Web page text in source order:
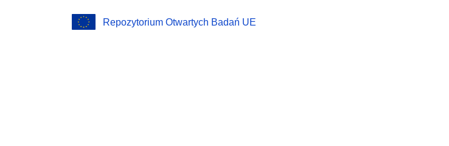
Repozytorium Otwartych Badań UE